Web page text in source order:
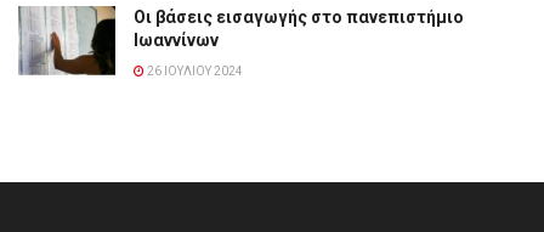
Οι βάσεις εισαγωγής στο πανεπιστήμιο
Ιωαννίνων
26 ΙΟΥΛΊΟΥ 2024